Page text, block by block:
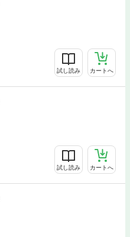
試し読み カートへ
試し読み カートへ